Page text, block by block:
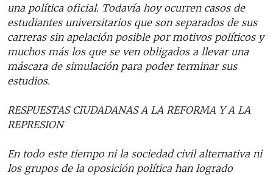
una política oficial. Todavía hoy ocurren casos de
estudiantes universitarios que son separados de sus
carreras sin apelación posible por motivos políticos y
muchos más los que se ven obligados a llevar una
máscara de simulación para poder terminar sus
estudios.
RESPUESTAS CIUDADANAS A LA REFORMA Y A LA
REPRESION
En todo este tiempo ni la sociedad civil alternativa ni
los grupos de la oposición política han logrado